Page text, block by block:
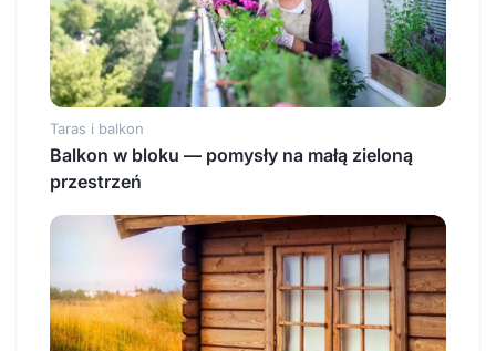
Taras i balkon
Balkon w bloku — pomysły na małą zieloną
przestrzeń